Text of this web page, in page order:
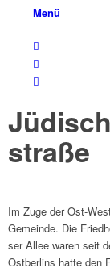
Menü
straße
Im Zuge der Ost-
Gemeinde. Die
ser Allee waren seit
Ostber­lins hatte den